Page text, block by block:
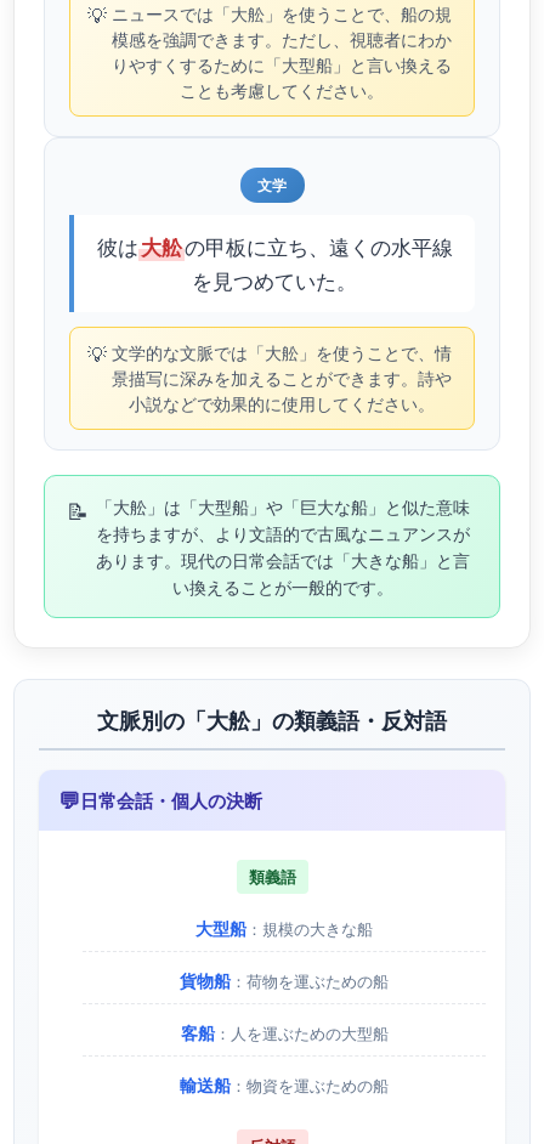
💡 ニュースでは「大舩」を使うことで、船の規
模感を強調できます。ただし、視聴者にわか
りやすくするために「大型船」と言い換える
ことも考慮してください。
文学
彼は大舩の甲板に立ち、遠くの水平線
を見つめていた。
💡 文学的な文脈では「大舩」を使うことで、情
景描写に深みを加えることができます。詩や
小説などで効果的に使用してください。
📝
「大舩」は「大型船」や「巨大な船」と似た意味
を持ちますが、より文語的で古風なニュアンスが
あります。現代の日常会話では「大きな船」と言
い換えることが一般的です。
文脈別の「大舩」の類義語・反対語
💬日常会話・個人の決断
類義語
大型船：規模の大きな船
貨物船：荷物を運ぶための船
客船：人を運ぶための大型船
輸送船：物資を運ぶための船